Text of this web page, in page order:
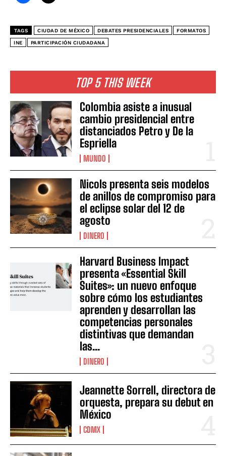
TOP 5 THIS WEEK
Colombia asiste a inusual
cambio presidencial entre
distanciados Petro y De la
Espriella
MUNDO
Nicols presenta seis modelos
de anillos de compromiso para
el eclipse solar del 12 de
agosto
DINERO
Harvard Business Impact
presenta «Essential Skill
Suites»: un nuevo enfoque
sobre cómo los estudiantes
aprenden y desarrollan las
competencias personales
distintivas que demandan
las...
DINERO
Jeannette Sorrell, directora de
orquesta, prepara su debut en
México
CDMX
TAGS CIUDAD DE MÉXICO DEBATES PRESIDENCIALES FORMATOS
INE PARTICIPACIÓN CIUDADANA